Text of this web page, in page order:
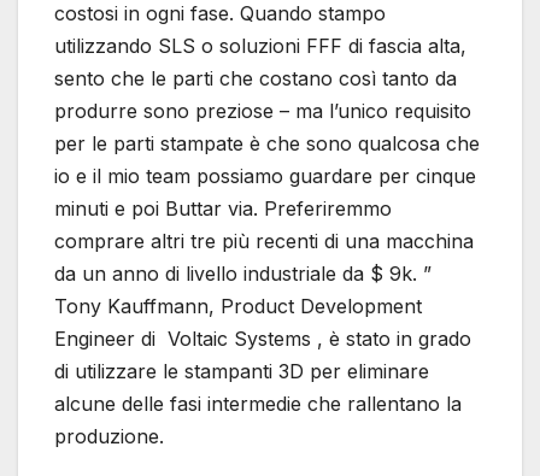
costosi in ogni fase. Quando stampo
utilizzando SLS o soluzioni FFF di fascia alta,
sento che le parti che costano così tanto da
produrre sono preziose – ma l’unico requisito
per le parti stampate è che sono qualcosa che
io e il mio team possiamo guardare per cinque
minuti e poi Buttar via. Preferiremmo
comprare altri tre più recenti di una macchina
da un anno di livello industriale da $ 9k. ”
Tony Kauffmann, Product Development
Engineer di Voltaic Systems , è stato in grado
di utilizzare le stampanti 3D per eliminare
alcune delle fasi intermedie che rallentano la
produzione.